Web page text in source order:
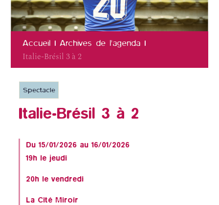
Accueil Archives de l'agenda
Italie-Brésil 3 à 2
Spectacle
Italie-Brésil 3 à 2
Du 15/01/2026 au 16/01/2026
19h le jeudi
20h le vendredi
La Cité Miroir